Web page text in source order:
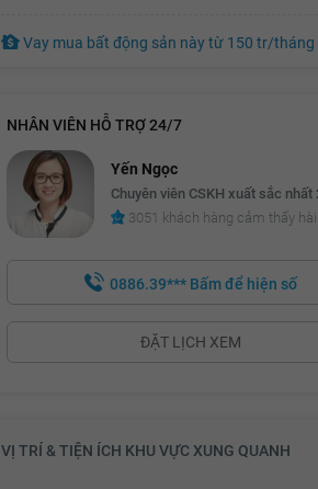
17.12 tỷ
17.14 tỷ
17.16 tỷ
17.2 tỷ
17.22 tỷ
17.24 tỷ
17.28 tỷ
Vay mua bất động sản nàytừ 150 tr/tháng
NHÂN VIÊN HỖ TRỢ 24/7
Yến Ngọc
Chuyên viên CSKH xuất sắc nhất
3051 khách hàng cảm thấy
0886.39*** Bấm để hiện số
ĐẶT LỊCH XEM
VỊ TRÍ & TIỆN ÍCH KHU VỰC XUNG QUANH